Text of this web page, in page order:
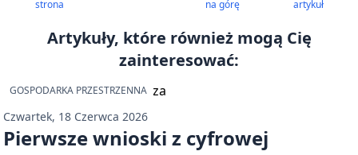
strona
na górę
artykuł
Artykuły, które również mogą Cię
zainteresować:
GOSPODARKA PRZESTRZENNA
Czwartek, 18 Czerwca 2026
Pierwsze wnioski z cyfrowej